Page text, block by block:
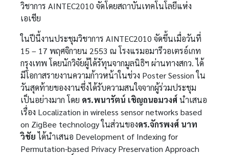
วิชาการ AINTEC2010 จัดโดยสถาบันเทคโนโลยีแห่ง
เอเชีย
ในปีนี้งานประชุมวิชาการ AINTEC2010 จัดขึ้นเมื่อวันที่
15 – 17 พฤศจิกายน 2553 ณ โรงแรมอมารีวอเตรอ์เกท
กรุงเทพ โดยนักวิจัยผู้ได้รัทุนจากมูลนิธิฯ ผ่านทางสกว. ได้
มีโอกาสรายงานความก้าวหน้าในช่วง Poster Session ใน
วันสุดท้ายของงานซึ่งได้รับความสนใจจากผู้ร่วมประชุม
เป็นอย่างมาก โดย ดร.พนารัตน์ เชิญถนอมวงศ์นำเสนอ
เรื่อง Localization in wireless sensor networks based
on ZigBee technology ในส่วนของดร.จักรพงศ์ นาท
วิชัยได้นำเสนอ Development of Indexing for
Permutation-based Privacy Preservation Approach